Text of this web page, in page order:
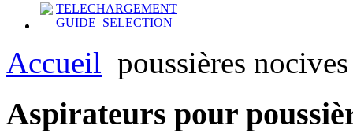
TELECHARGEMENT
GUIDE_SELECTION
Accueil poussières nocives
Aspirateurs pour